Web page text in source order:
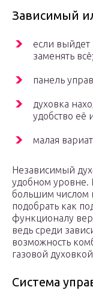
Зависимый
если выйдет
заменять всё;
панель
духовка
удобство её
малая
Независимый
удобном уровне.
большим числом
подобрать как
функционалу
ведь среди
возможность
газовой
Система